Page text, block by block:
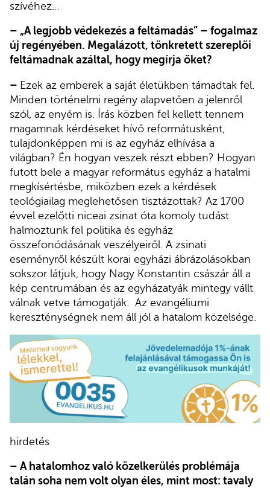
szívéhez…
– „A legjobb védekezés a feltámadás” – fogalmaz
új regényében. Megalázott, tönkretett szereplői
feltámadnak azáltal, hogy megírja őket?
– Ezek az emberek a saját életükben támadtak fel.
Minden történelmi regény alapvetően a jelenről
szól, az enyém is. Írás közben fel kellett tennem
magamnak kérdéseket hívő reformátusként,
tulajdonképpen mi is az egyház elhívása a
világban? Én hogyan veszek részt ebben? Hogyan
futott bele a magyar református egyház a hatalmi
megkísértésbe, miközben ezek a kérdések
teológiailag meglehetősen tisztázottak? Az 1700
évvel ezelőtti niceai zsinat óta komoly tudást
halmoztunk fel politika és egyház
összefonódásának veszélyeiről. A zsinati
eseményről készült korai egyházi ábrázolásokban
sokszor látjuk, hogy Nagy Konstantin császár áll a
kép centrumában és az egyházatyák mintegy vállt
válnak vetve támogatják. Az evangéliumi
kereszténységnek nem áll jól a hatalom közelsége.
hirdetés
– A hatalomhoz való közelkerülés problémája
talán soha nem volt olyan éles, mint most: tavaly